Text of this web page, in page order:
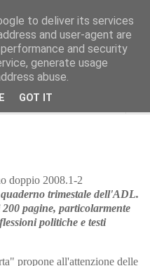
doppio 2008.1-2
trimestale dell'ADL.
pagine, particolarmente
politiche e testi
propone all'attenzione delle
to deliver its services
and user-agent are
and security
generate usage
abuse.
GOT IT